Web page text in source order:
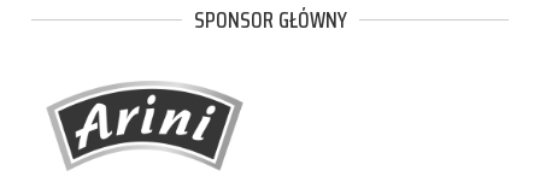
SPONSOR GŁÓWNY